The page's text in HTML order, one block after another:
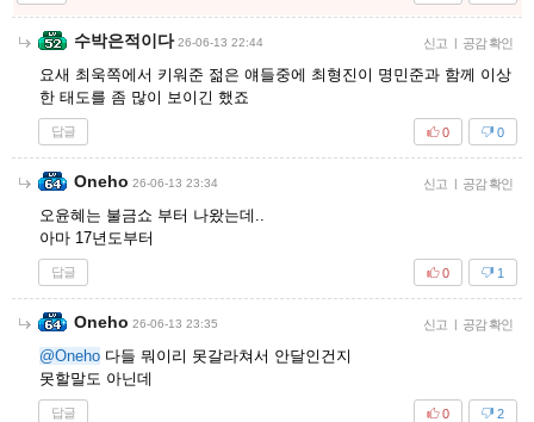
수박은적이다 26-06-13 22:44 신고 | 공감 확인
요새 최욱쪽에서 키워준 젊은 얘들중에 최형진이 명민준과 함께 이상
한 태도를 좀 많이 보이긴 했죠
답글 0
0
Oneho 26-06-13 23:34 신고 | 공감 확인
오윤혜는 불금쇼 부터 나왔는데..
아마 17년도부터
답글 1
0
Oneho 26-06-13 23:35 신고 | 공감 확인
@Oneho 다들 뭐이리 못갈라쳐서 안달인건지
못할말도 아닌데
답글 2
0